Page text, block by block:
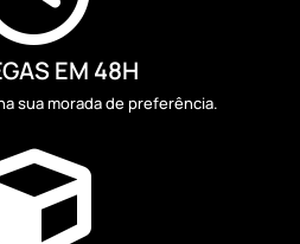
EM 48H
sua morada de preferência.